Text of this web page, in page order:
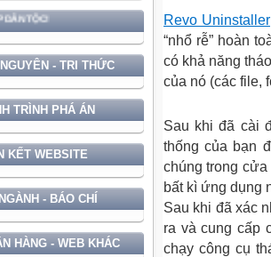
- TRI THỨC
TRÌNH PHÁ ÁN
KẾT WEBSITE
- BÁO CHÍ
HÀNG - WEB KHÁC
Revo Uninstaller
“nhổ rễ” hoàn
có khả năng
của nó (các file,
Sau khi đã cài
thống của bạn
chúng trong
bất kì ứng dụng
Sau khi đã xác
ra và cung cấp
chạy công cụ